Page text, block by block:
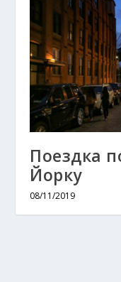
Поездка
Йорку
08/11/2019